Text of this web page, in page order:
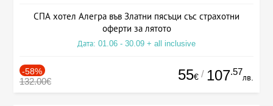
СПА хотел Алегра във Златни пясъци със страхотни
оферти за лятото
Дата: 01.06 - 30.09 + all inclusive
-58%
132.00€ 55€ / 107.57
лв.